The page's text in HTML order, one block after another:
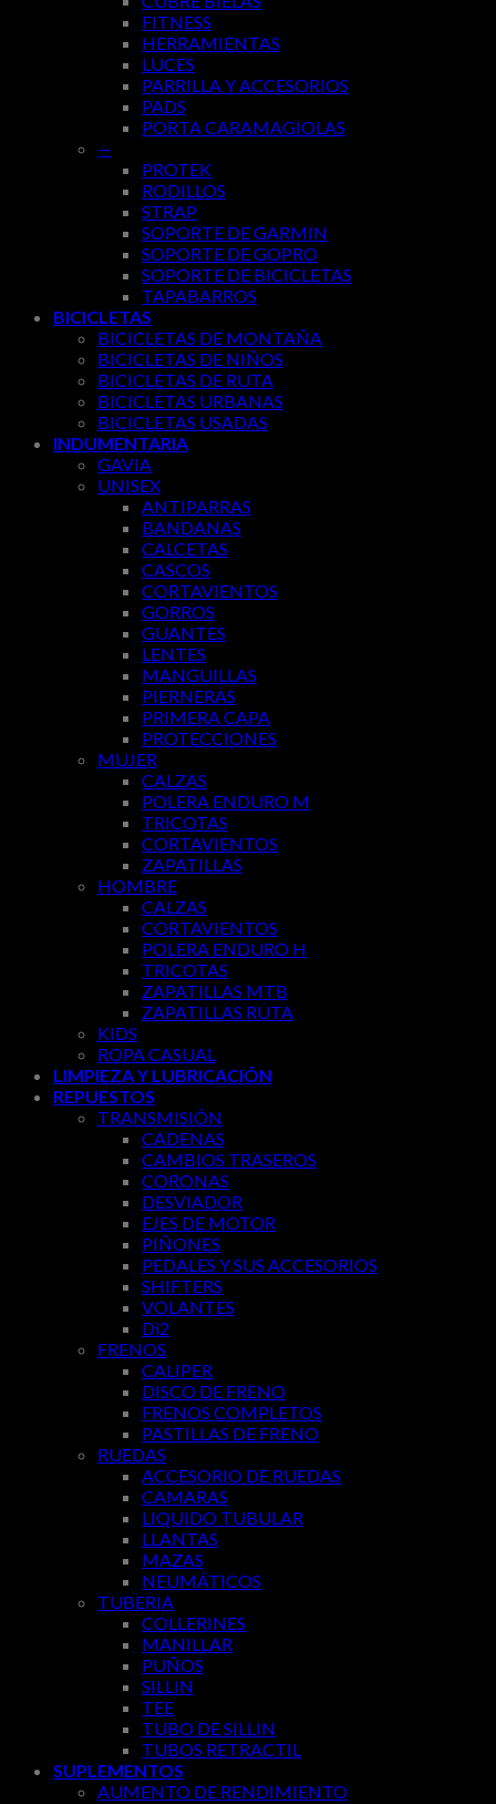
FITNESS
HERRAMIENTAS
LUCES
PARRILLA Y ACCESORIOS
PADS
PORTA CARAMAGIOLAS
—
PROTEK
RODILLOS
STRAP
SOPORTE DE GARMIN
SOPORTE DE GOPRO
SOPORTE DE BICICLETAS
TAPABARROS
BICICLETAS
BICICLETAS DE MONTAÑA
BICICLETAS DE NIÑOS
BICICLETAS DE RUTA
BICICLETAS URBANAS
BICICLETAS USADAS
INDUMENTARIA
GAVIA
UNISEX
ANTIPARRAS
BANDANAS
CALCETAS
CASCOS
CORTAVIENTOS
GORROS
GUANTES
LENTES
MANGUILLAS
PIERNERAS
PRIMERA CAPA
PROTECCIONES
MUJER
CALZAS
POLERA ENDURO M
TRICOTAS
CORTAVIENTOS
ZAPATILLAS
HOMBRE
CALZAS
CORTAVIENTOS
POLERA ENDURO H
TRICOTAS
ZAPATILLAS MTB
ZAPATILLAS RUTA
KIDS
ROPA CASUAL
LIMPIEZA Y LUBRICACIÓN
REPUESTOS
TRANSMISIÓN
CADENAS
CAMBIOS TRASEROS
CORONAS
DESVIADOR
EJES DE MOTOR
PIÑONES
PEDALES Y SUS ACCESORIOS
SHIFTERS
VOLANTES
Di2
FRENOS
CALIPER
DISCO DE FRENO
FRENOS COMPLETOS
PASTILLAS DE FRENO
RUEDAS
ACCESORIO DE RUEDAS
CAMARAS
LIQUIDO TUBULAR
LLANTAS
MAZAS
NEUMÁTICOS
TUBERIA
COLLERINES
MANILLAR
PUÑOS
SILLIN
TEE
TUBO DE SILLIN
TUBOS RETRACTIL
SUPLEMENTOS
AUMENTO DE RENDIMIENTO